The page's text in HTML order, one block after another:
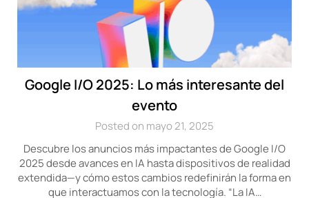
Google I/O 2025: Lo más interesante del
evento
Posted on mayo 21, 2025
Descubre los anuncios más impactantes de Google I/O
2025 desde avances en IA hasta dispositivos de realidad
extendida—y cómo estos cambios redefinirán la forma en
que interactuamos con la tecnología. “La IA…